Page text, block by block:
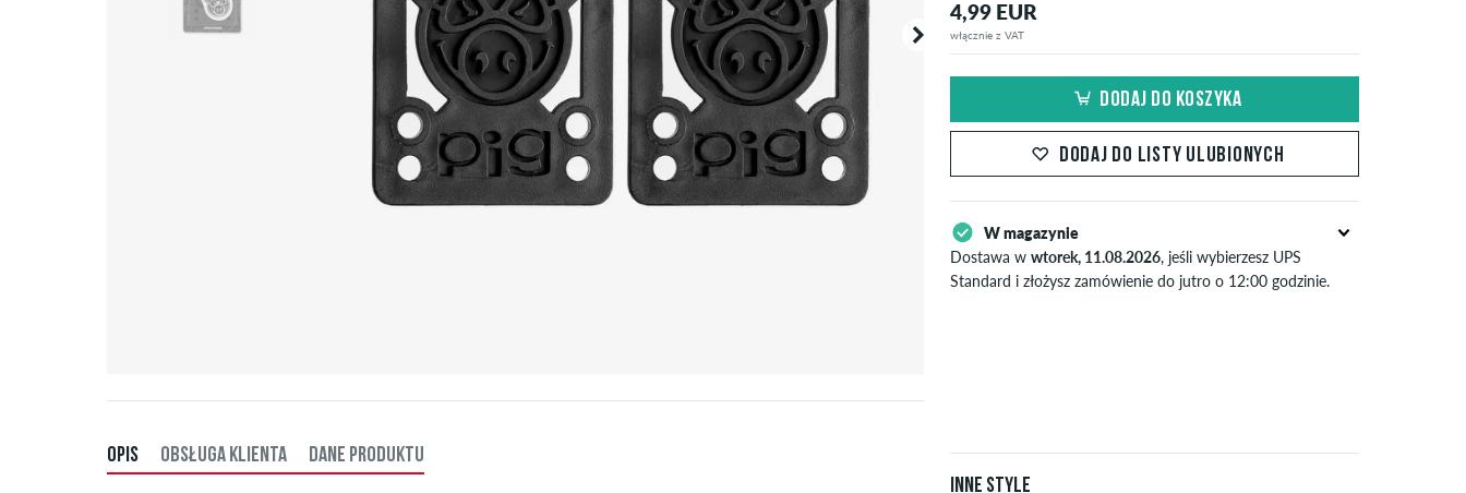
4,99 EUR
włącznie z VAT
DODAJ DO KOSZYKA
DODAJ DO LISTY ULUBIONYCH
W magazynie
Dostawa wwtorek, 11.08.2026, jeśli wybierzesz UPS
Standard i złożysz zamówienie do jutro o 12:00 godzinie.
Inne style
OPIS OBSŁUGA KLIENTA DANE PRODUKTU